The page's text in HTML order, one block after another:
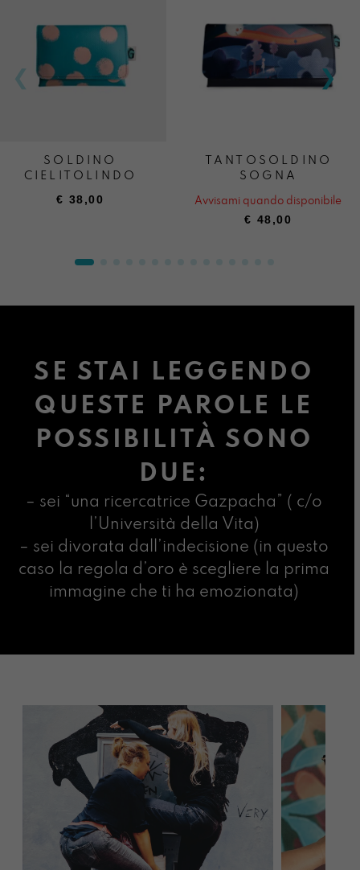
SOLDINO
CIELITOLINDO
€ 38,00
TANTOSOLDINO
SOGNA
Avvisami quando disponibile
€ 48,00
SE STAI LEGGENDO
QUESTE PAROLE LE
POSSIBILITÀ SONO
DUE:
– sei “una ricercatrice Gazpacha” ( c/o
l’Università della Vita)
– sei divorata dall’indecisione (in questo
caso la regola d’oro è scegliere la prima
immagine che ti ha emozionata)